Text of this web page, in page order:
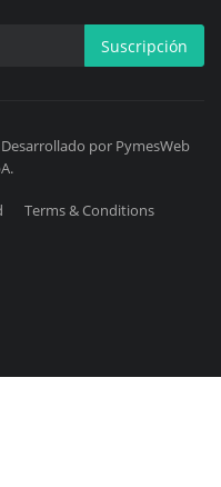
Suscripción
por PymesWeb
Terms & Conditions